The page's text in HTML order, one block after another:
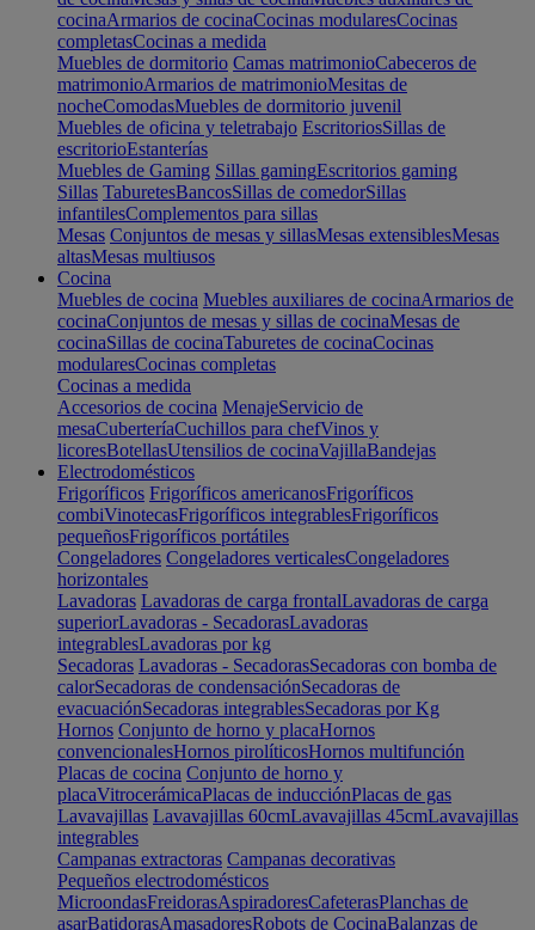
cocinaArmarios de cocinaCocinas modularesCocinas
completasCocinas a medida
Muebles de dormitorio Camas matrimonioCabeceros de
matrimonioArmarios de matrimonioMesitas de
nocheComodasMuebles de dormitorio juvenil
Muebles de oficina y teletrabajo EscritoriosSillas de
escritorioEstanterías
Muebles de Gaming Sillas gamingEscritorios gaming
Sillas TaburetesBancosSillas de comedorSillas
infantilesComplementos para sillas
Mesas Conjuntos de mesas y sillasMesas extensiblesMesas
altasMesas multiusos
Cocina
Muebles de cocina Muebles auxiliares de cocinaArmarios de
cocinaConjuntos de mesas y sillas de cocinaMesas de
cocinaSillas de cocinaTaburetes de cocinaCocinas
modularesCocinas completas
Cocinas a medida
Accesorios de cocina MenajeServicio de
mesaCuberteríaCuchillos para chefVinos y
licoresBotellasUtensilios de cocinaVajillaBandejas
Electrodomésticos
Frigoríficos Frigoríficos americanosFrigoríficos
combiVinotecasFrigoríficos integrablesFrigoríficos
pequeñosFrigoríficos portátiles
Congeladores Congeladores verticalesCongeladores
horizontales
Lavadoras Lavadoras de carga frontalLavadoras de carga
superiorLavadoras - SecadorasLavadoras
integrablesLavadoras por kg
Secadoras Lavadoras - SecadorasSecadoras con bomba de
calorSecadoras de condensaciónSecadoras de
evacuaciónSecadoras integrablesSecadoras por Kg
Hornos Conjunto de horno y placaHornos
convencionalesHornos pirolíticosHornos multifunción
Placas de cocina Conjunto de horno y
placaVitrocerámicaPlacas de inducciónPlacas de gas
Lavavajillas Lavavajillas 60cmLavavajillas 45cmLavavajillas
integrables
Campanas extractoras Campanas decorativas
Pequeños electrodomésticos
MicroondasFreidorasAspiradoresCafeterasPlanchas de
asarBatidorasAmasadoresRobots de CocinaBalanzas de